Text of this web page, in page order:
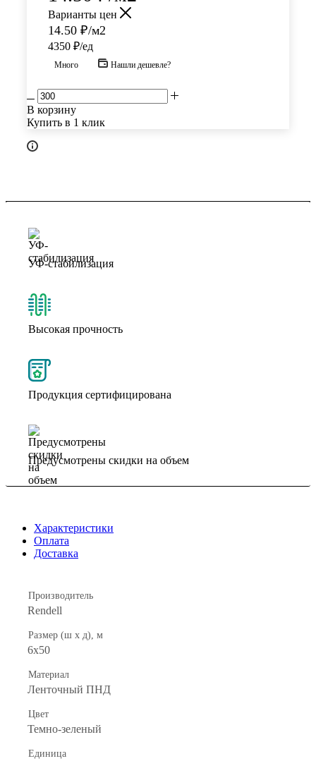
Варианты цен
14.50 ₽/м2
4350 ₽/ед
Много Нашли дешевле?
В корзину
Купить в 1 клик
УФ-стабилизация
Высокая прочность
Продукция сертифицирована
Предусмотрены скидки на объем
Характеристики
Оплата
Доставка
Производитель
Rendell
Размер (ш х д), м
6х50
Материал
Ленточный ПНД
Цвет
Темно-зеленый
Единица